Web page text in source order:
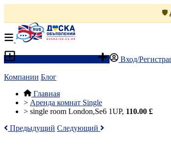
🛡️
Вход/
Компании Блог
Главная
> Аренда комнат Single
> single room London,Se6 1UP, 110.00 £
Предыдущий Следующий